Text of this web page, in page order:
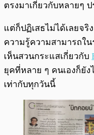
ตรงมาเกี่ยวกับหลายๆ
แต่ก็ปฏิเสธไม่ได้เลยจริ
ความรู้ความสามารถใ
เห็นสวนกระแสเกี่ยวกับ
ยุคที่หลาย ๆ คนเองก็ยัง
เท่ากับทุกวันนี้